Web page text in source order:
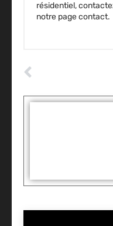
résidentiel,
notre page contact.